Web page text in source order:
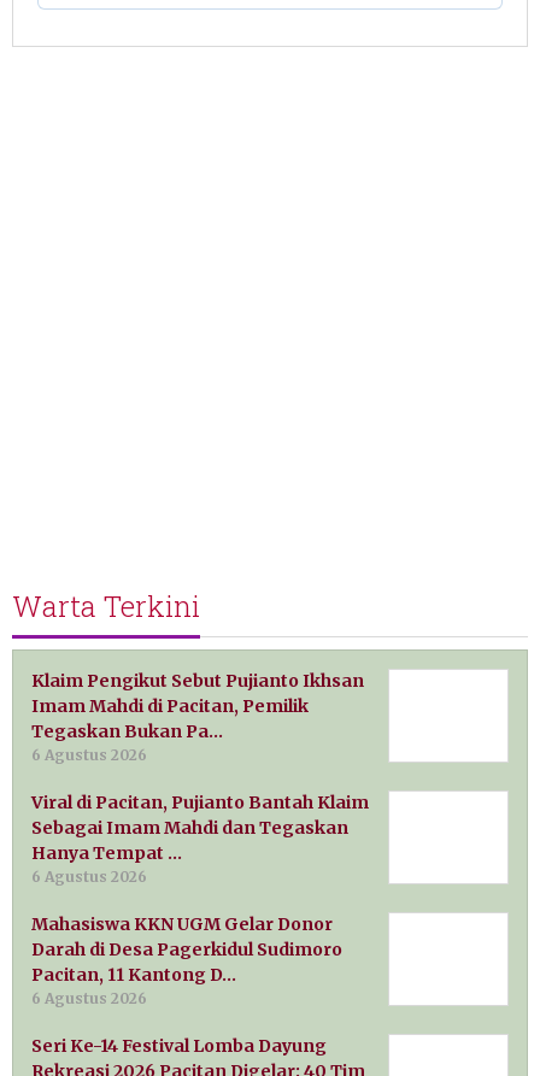
Warta Terkini
Klaim Pengikut Sebut Pujianto Ikhsan
Imam Mahdi di Pacitan, Pemilik
Tegaskan Bukan Pa…
6 Agustus 2026
Viral di Pacitan, Pujianto Bantah Klaim
Sebagai Imam Mahdi dan Tegaskan
Hanya Tempat …
6 Agustus 2026
Mahasiswa KKN UGM Gelar Donor
Darah di Desa Pagerkidul Sudimoro
Pacitan, 11 Kantong D…
6 Agustus 2026
Seri Ke-14 Festival Lomba Dayung
Rekreasi 2026 Pacitan Digelar: 40 Tim